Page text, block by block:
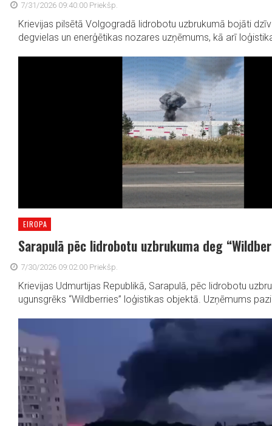
7/31/2026 09:40:00 Priekšp.
Krievijas pilsētā Volgogradā lidrobotu uzbrukumā bojāti
degvielas un enerģētikas nozares uzņēmums, kā arī
EIROPA
Sarapulā pēc lidrobotu uzbrukuma deg
7/30/2026 09:02:00 Priekšp.
Krievijas Udmurtijas Republikā, Sarapulā, pēc lidrobotu
ugunsgrēks “Wildberries” loģistikas objektā. Uzņēmums